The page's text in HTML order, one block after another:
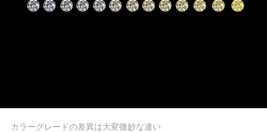
カラーグレードの差異は大変微妙な違い